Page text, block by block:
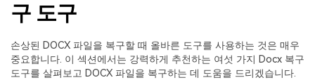
구 도구
손상된 DOCX 파일을 복구할 때 올바른 도구를 사용하는 것은 매우
중요합니다. 이 섹션에서는 강력하게 추천하는 여섯 가지 Docx 복구
도구를 살펴보고 DOCX 파일을 복구하는 데 도움을 드리겠습니다.